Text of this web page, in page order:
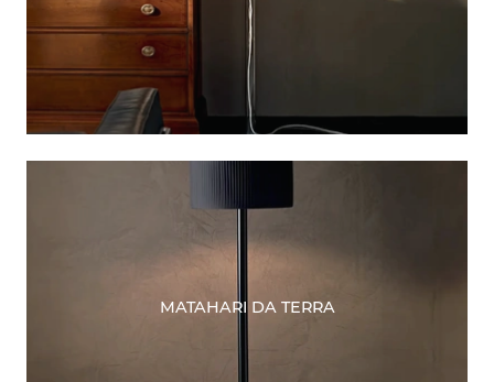
MATAHARI DA TERRA